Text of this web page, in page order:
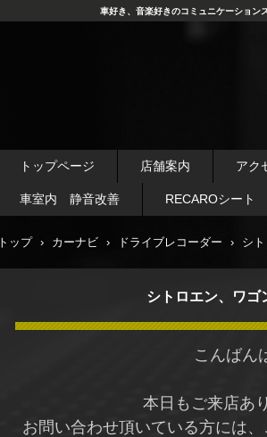
車好き、音楽好きのコミュニケーション
トップページ 店舗案内 アク
車室内 静音改善 RECAROシート
トップ › カーナビ › ドライブレコーダー › シ
シトロエン、ワ
こんばん
本日もご来店あ
お問い合わせ頂いている方には